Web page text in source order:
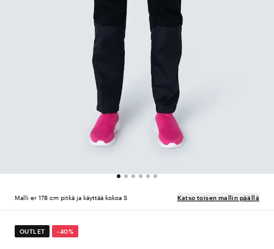
Malli er 178 cm pitkä ja käyttää kokoa S Katso toisen mallin päällä
OUTLET -40%